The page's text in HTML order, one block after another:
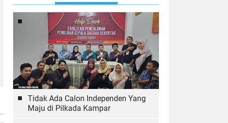
Tidak Ada Calon Independen Yang
Maju di Pilkada Kampar